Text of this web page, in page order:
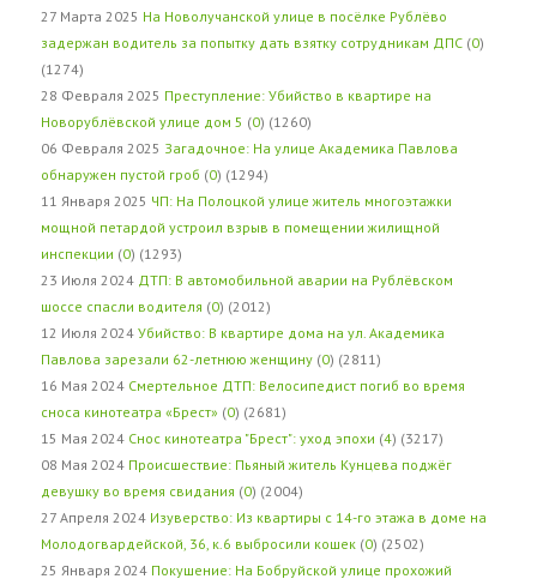
27 Марта 2025 На Новолучанской улице в посёлке Рублёво
задержан водитель за попытку дать взятку сотрудникам ДПС (0)
(1274)
28 Февраля 2025 Преступление: Убийство в квартире на
Новорублёвской улице дом 5 (0) (1260)
06 Февраля 2025 Загадочное: На улице Академика Павлова
обнаружен пустой гроб (0) (1294)
11 Января 2025 ЧП: На Полоцкой улице житель многоэтажки
мощной петардой устроил взрыв в помещении жилищной
инспекции (0) (1293)
23 Июля 2024 ДТП: В автомобильной аварии на Рублёвском
шоссе спасли водителя (0) (2012)
12 Июля 2024 Убийство: В квартире дома на ул. Академика
Павлова зарезали 62-летнюю женщину (0) (2811)
16 Мая 2024 Смертельное ДТП: Велосипедист погиб во время
сноса кинотеатра «Брест» (0) (2681)
15 Мая 2024 Снос кинотеатра "Брест": уход эпохи (4) (3217)
08 Мая 2024 Происшествие: Пьяный житель Кунцева поджёг
девушку во время свидания (0) (2004)
27 Апреля 2024 Изуверство: Из квартиры с 14-го этажа в доме на
Молодогвардейской, 36, к.6 выбросили кошек (0) (2502)
25 Января 2024 Покушение: На Бобруйской улице прохожий